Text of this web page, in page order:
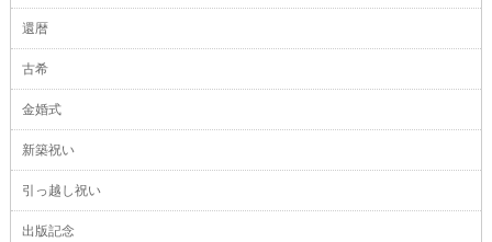
還暦
古希
金婚式
新築祝い
引っ越し祝い
出版記念